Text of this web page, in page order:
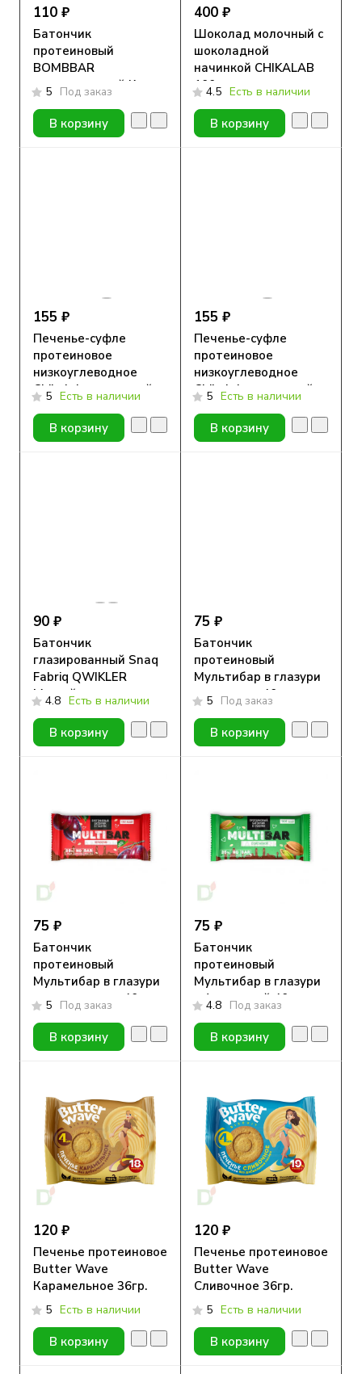
110 ₽
Батончик
протеиновый
BOMBBAR
глазированный Кранч
Ваниль Чизкейк 50гр.
5 Под заказ
В корзину
400 ₽
Шоколад молочный с
шоколадной
начинкой CHIKALAB
100 гр
4.5 Есть в наличии
В корзину
155 ₽
Печенье-суфле
протеиновое
низкоуглеводное
Chikalab с начинкой
Малиновый десерт,
55 гр.
5 Есть в наличии
В корзину
155 ₽
Печенье-суфле
протеиновое
низкоуглеводное
Chikalab с начинкой
Сливочная ваниль, 55
гр.
5 Есть в наличии
В корзину
90 ₽
Батончик
глазированный Snaq
Fabriq QWIKLER
Мягкий грильяж с
арахисом, 40 гр
4.8 Есть в наличии
В корзину
75 ₽
Батончик
протеиновый
Мультибар в глазури
со злаками 40гр
5 Под заказ
В корзину
75 ₽
Батончик
протеиновый
Мультибар в глазури
с черносливом 40гр
5 Под заказ
В корзину
75 ₽
Батончик
протеиновый
Мультибар в глазури
с фисташкой 40гр
4.8 Под заказ
В корзину
120 ₽
Печенье протеиновое
Butter Wave
Карамельное 36гр.
5 Есть в наличии
В корзину
120 ₽
Печенье протеиновое
Butter Wave
Сливочное 36гр.
5 Есть в наличии
В корзину